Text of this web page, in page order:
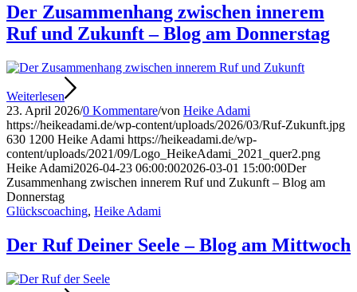
Der Zusammenhang zwischen innerem
Ruf und Zukunft – Blog am Donnerstag
Weiterlesen
23. April 2026/0 Kommentare/von Heike Adami
https://heikeadami.de/wp-content/uploads/2026/03/Ruf-Zukunft.jpg
630 1200 Heike Adami https://heikeadami.de/wp-
content/uploads/2021/09/Logo_HeikeAdami_2021_quer2.png
Heike Adami2026-04-23 06:00:002026-03-01 15:00:00Der
Zusammenhang zwischen innerem Ruf und Zukunft – Blog am
Donnerstag
Glückscoaching, Heike Adami
Der Ruf Deiner Seele – Blog am Mittwoch